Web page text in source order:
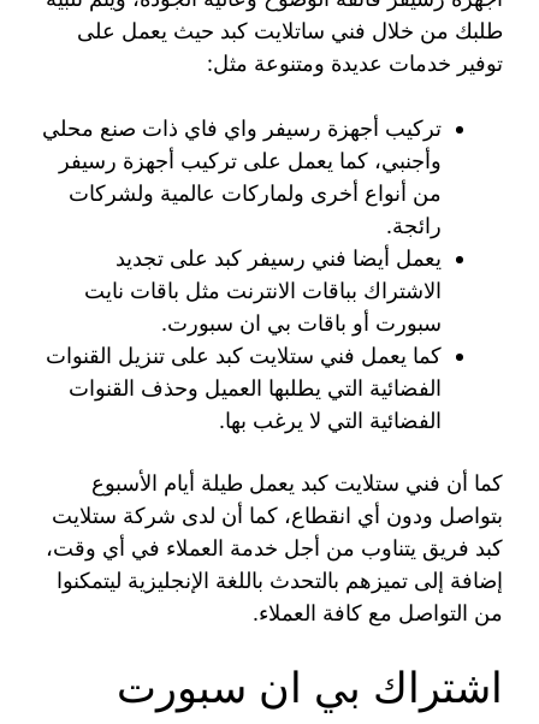
طلبك من خلال فني ساتلايت كبد حيث يعمل على
توفير خدمات عديدة ومتنوعة مثل:
تركيب أجهزة رسيفر واي فاي ذات صنع محلي
وأجنبي، كما يعمل على تركيب أجهزة رسيفر
من أنواع أخرى ولماركات عالمية ولشركات
رائجة.
يعمل أيضا فني رسيفر كبد على تجديد
الاشتراك بباقات الانترنت مثل باقات نايت
سبورت أو باقات بي ان سبورت.
كما يعمل فني ستلايت كبد على تنزيل القنوات
الفضائية التي يطلبها العميل وحذف القنوات
الفضائية التي لا يرغب بها.
كما أن فني ستلايت كبد يعمل طيلة أيام الأسبوع
بتواصل ودون أي انقطاع، كما أن لدى شركة ستلايت
كبد فريق يتناوب من أجل خدمة العملاء في أي وقت،
إضافة إلى تميزهم بالتحدث باللغة الإنجليزية ليتمكنوا
من التواصل مع كافة العملاء.
اشتراك بي ان سبورت